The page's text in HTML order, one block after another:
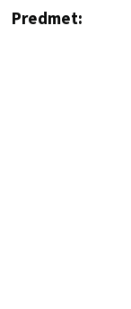
Predmet: